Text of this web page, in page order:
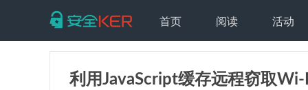
首页 阅读 活动
利用JavaScript缓存远程窃取